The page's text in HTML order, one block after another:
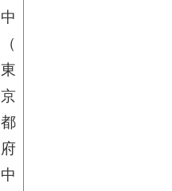
中
（
東
京
都
府
中